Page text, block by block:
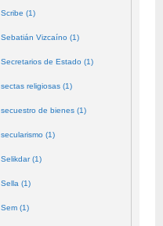
Scribe (1)
Sebatián Vizcaíno (1)
Secretarios de Estado (1)
sectas religiosas (1)
secuestro de bienes (1)
secularismo (1)
Selikdar (1)
Sella (1)
Sem (1)